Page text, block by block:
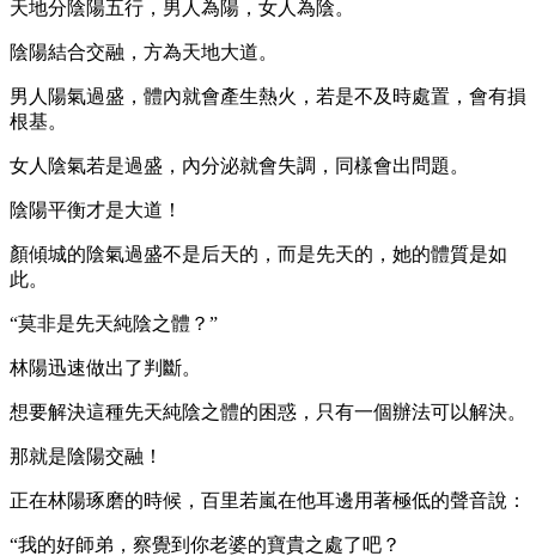
天地分陰陽五行，男人為陽，女人為陰。
陰陽結合交融，方為天地大道。
男人陽氣過盛，體內就會產生熱火，若是不及時處置，會有損
根基。
女人陰氣若是過盛，內分泌就會失調，同樣會出問題。
陰陽平衡才是大道！
顏傾城的陰氣過盛不是后天的，而是先天的，她的體質是如
此。
“莫非是先天純陰之體？”
林陽迅速做出了判斷。
想要解決這種先天純陰之體的困惑，只有一個辦法可以解決。
那就是陰陽交融！
正在林陽琢磨的時候，百里若嵐在他耳邊用著極低的聲音說：
“我的好師弟，察覺到你老婆的寶貴之處了吧？